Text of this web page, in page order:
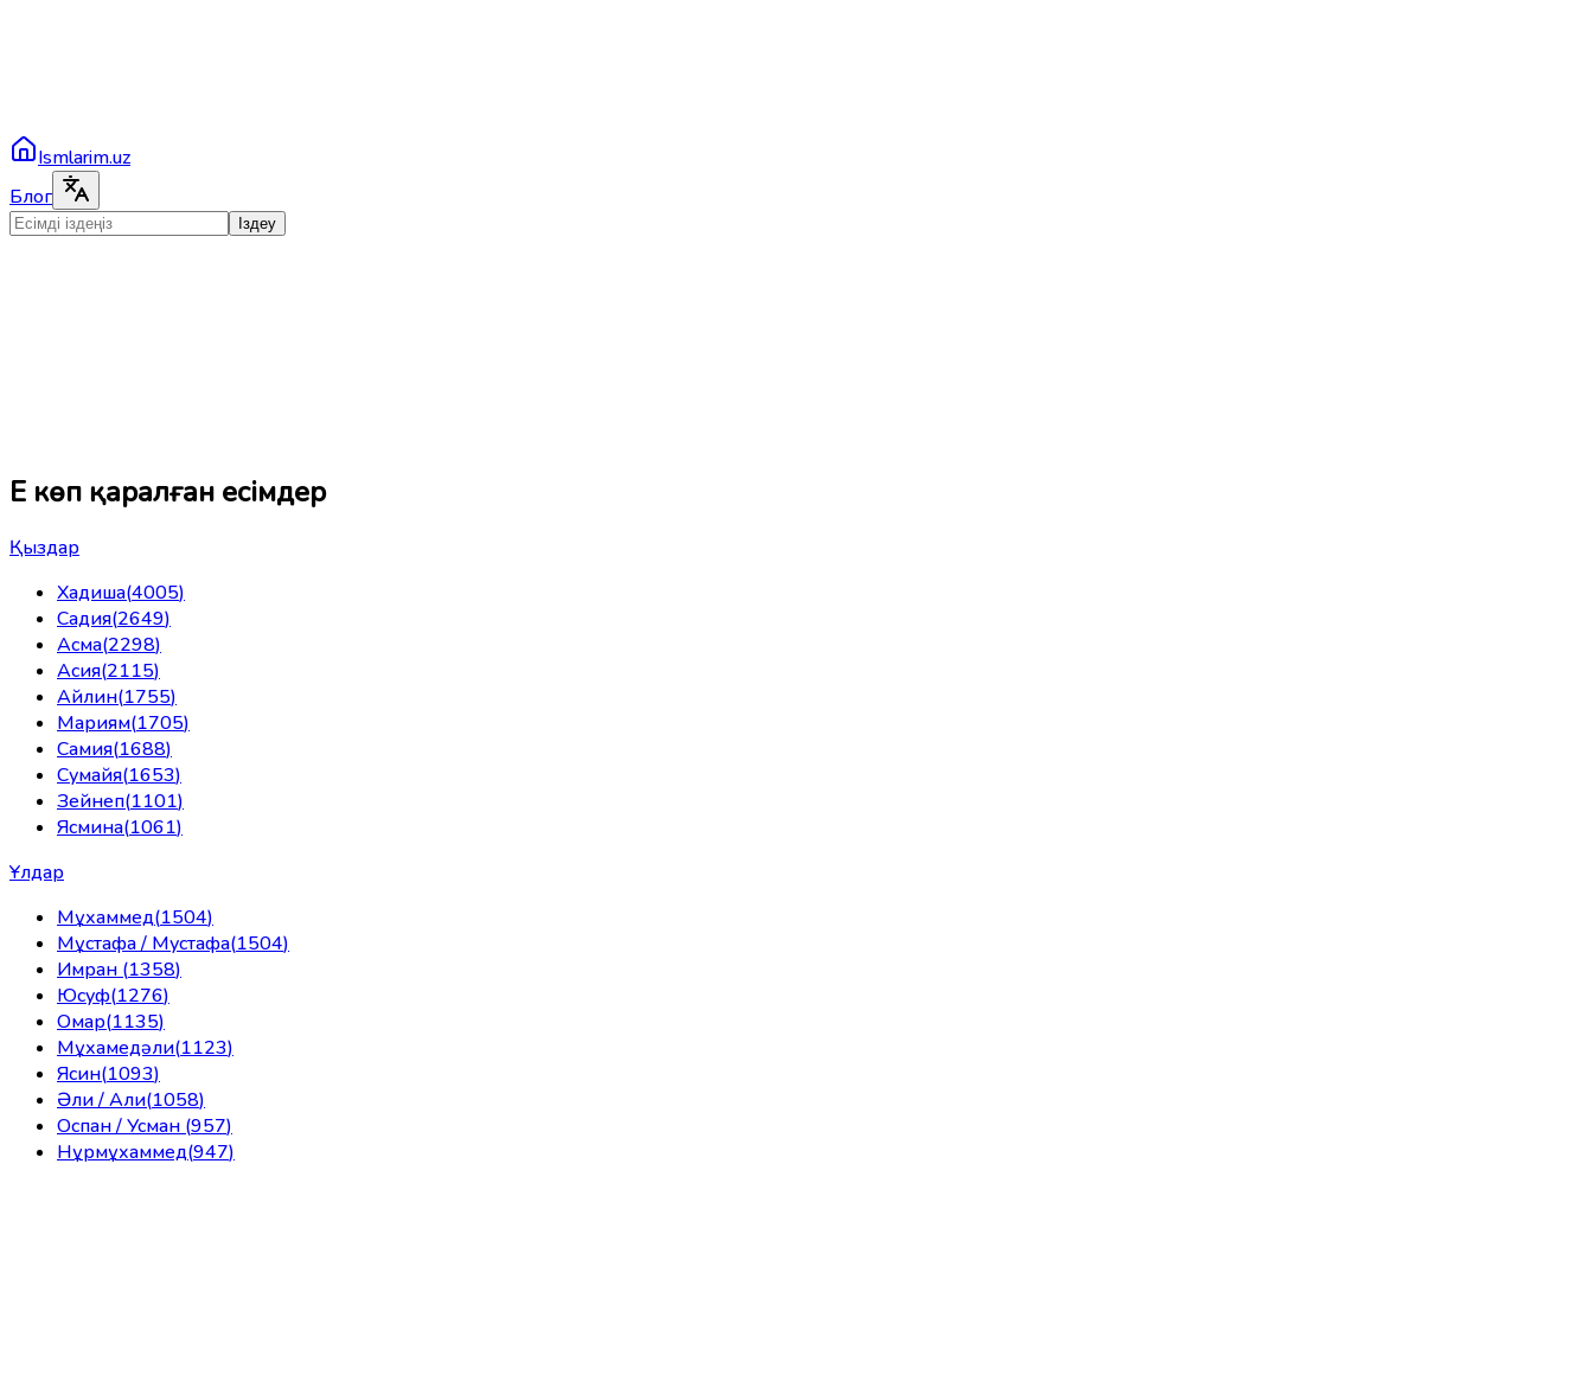
Ismlarim.uz
Блог
Іздеу
Ең көп қаралған есімдер
Қыздар
Хадиша(4005)
Садия(2649)
Асма(2298)
Асия(2115)
Айлин(1755)
Мариям(1705)
Самия(1688)
Сумайя(1653)
Зейнеп(1101)
Ясмина(1061)
Ұлдар
Мұхаммед(1504)
Мұстафа / Мустафа(1504)
Имран (1358)
Юсуф(1276)
Омар(1135)
Мұхамедәли(1123)
Ясин(1093)
Әли / Али(1058)
Оспан / Усман (957)
Нұрмұхаммед(947)